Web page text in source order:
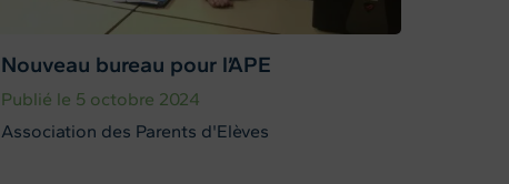
Nouveau bureau pour l’APE
Publié le 5 octobre 2024
Association des Parents d'Elèves